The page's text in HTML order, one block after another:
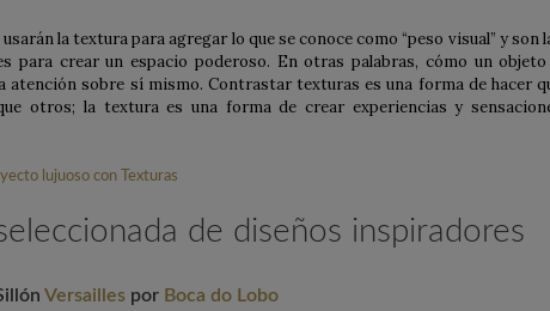
la textura para agregar lo que se conoce como “peso visual” y son
para crear un espacio poderoso. En otras palabras, cómo un
atención sobre sí mismo. Contrastar texturas es una forma de hacer
otros; la textura es una forma de crear experiencias y
de diseños inspiradores
Versaillespor Boca do Lobo